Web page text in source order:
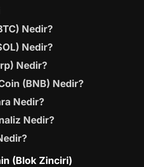
Nedir?
Nedir?
Nedir?
(BNB) Nedir?
Nedir?
Nedir?
(Blok Zinciri)